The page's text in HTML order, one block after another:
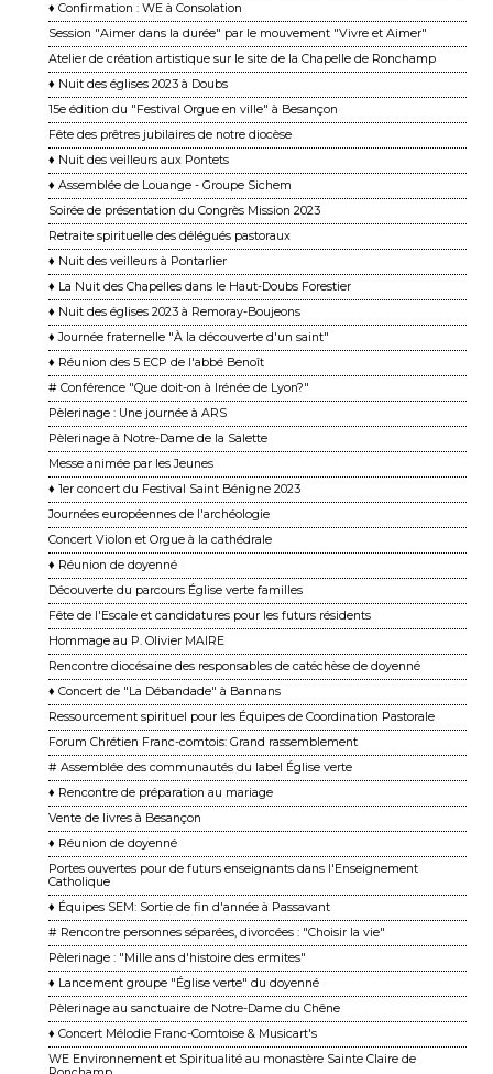
♦ Confirmation : WE à Consolation
Session "Aimer dans la durée" par le mouvement "Vivre et Aimer"
Atelier de création artistique sur le site de la Chapelle de Ronchamp
♦ Nuit des églises 2023 à Doubs
15e édition du "Festival Orgue en ville" à Besançon
Fête des prêtres jubilaires de notre diocèse
♦ Nuit des veilleurs aux Pontets
♦ Assemblée de Louange - Groupe Sichem
Soirée de présentation du Congrès Mission 2023
Retraite spirituelle des délégués pastoraux
♦ Nuit des veilleurs à Pontarlier
♦ La Nuit des Chapelles dans le Haut-Doubs Forestier
♦ Nuit des églises 2023 à Remoray-Boujeons
♦ Journée fraternelle "À la découverte d'un saint"
♦ Réunion des 5 ECP de l'abbé Benoît
# Conférence "Que doit-on à Irénée de Lyon?"
Pèlerinage : Une journée à ARS
Pèlerinage à Notre-Dame de la Salette
Messe animée par les Jeunes
♦ 1er concert du Festival Saint Bénigne 2023
Journées européennes de l'archéologie
Concert Violon et Orgue à la cathédrale
♦ Réunion de doyenné
Découverte du parcours Église verte familles
Fête de l'Escale et candidatures pour les futurs résidents
Hommage au P. Olivier MAIRE
Rencontre diocésaine des responsables de catéchèse de doyenné
♦ Concert de "La Débandade" à Bannans
Ressourcement spirituel pour les Équipes de Coordination Pastorale
Forum Chrétien Franc-comtois: Grand rassemblement
# Assemblée des communautés du label Église verte
♦ Rencontre de préparation au mariage
Vente de livres à Besançon
♦ Réunion de doyenné
Portes ouvertes pour de futurs enseignants dans l'Enseignement
Catholique
♦ Équipes SEM: Sortie de fin d'année à Passavant
# Rencontre personnes séparées, divorcées : "Choisir la vie"
Pèlerinage : "Mille ans d'histoire des ermites"
♦ Lancement groupe "Église verte" du doyenné
Pèlerinage au sanctuaire de Notre-Dame du Chêne
♦ Concert Mélodie Franc-Comtoise & Musicart's
WE Environnement et Spiritualité au monastère Sainte Claire de